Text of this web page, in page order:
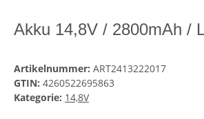
Akku 14,8V / 2800mAh /
Artikelnummer: ART2413222017
GTIN: 4260522695863
Kategorie: 14,8V